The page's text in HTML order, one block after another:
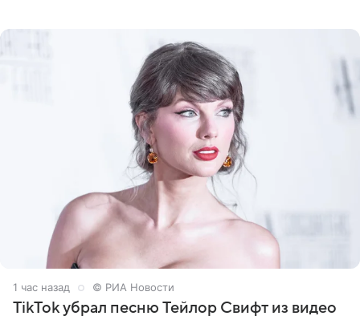
1 час назад © РИА Новости
TikTok убрал песню Тейлор Свифт из видео